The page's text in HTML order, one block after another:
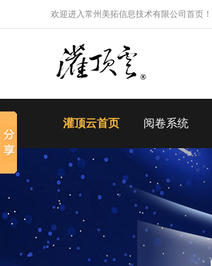
欢迎进入常州美拓信息技术有限公司首页！
灌顶云首页 阅卷系统